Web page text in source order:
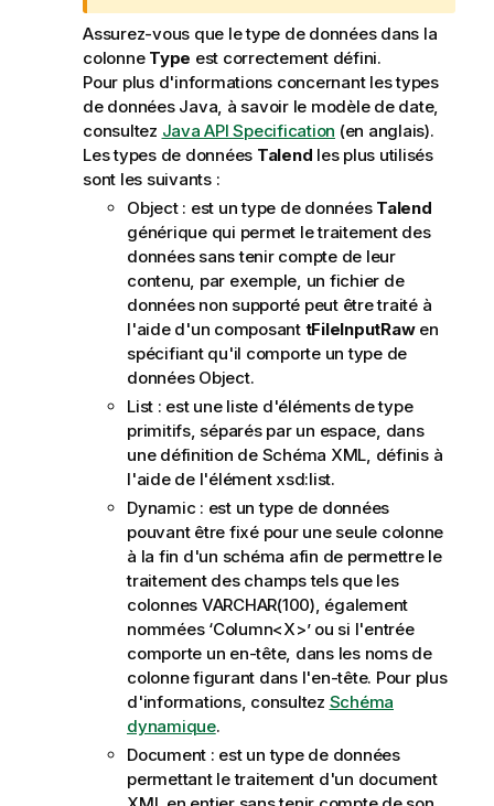
e
I
n
f
o
r
m
a
t
i
o
n
s
Assurez-vous que le type de données dans la
colonne Type est correctement défini.
Pour plus d'informations concernant les types
de données Java, à savoir le modèle de date,
consultez Java API Specification (en anglais).
Les types de données Talend les plus utilisés
sont les suivants :
Object : est un type de données Talend
générique qui permet le traitement des
données sans tenir compte de leur
contenu, par exemple, un fichier de
données non supporté peut être traité à
l'aide d'un composant tFileInputRawen
spécifiant qu'il comporte un type de
données Object.
List : est une liste d'éléments de type
primitifs, séparés par un espace, dans
une définition de Schéma XML, définis à
l'aide de l'élément xsd:list.
Dynamic : est un type de données
pouvant être fixé pour une seule colonne
à la fin d'un schéma afin de permettre le
traitement des champs tels que les
colonnes VARCHAR(100), également
nommées ‘Column<X>’ ou si l'entrée
comporte un en-tête, dans les noms de
colonne figurant dans l'en-tête. Pour plus
d'informations, consultez Schéma
dynamique.
Document : est un type de données
permettant le traitement d'un document